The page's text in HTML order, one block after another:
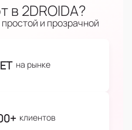
в 2DROIDA?
и прозрачной
на рынке
клиентов